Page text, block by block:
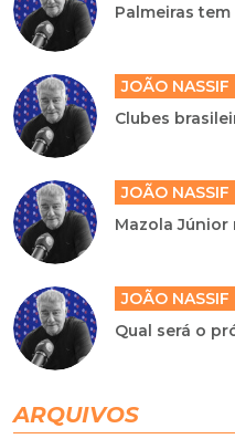
Palmeiras
JOÃO NASSIF
Clubes
JOÃO NASSIF
Mazola Júnior
JOÃO NASSIF
Qual será o
ARQUIVOS